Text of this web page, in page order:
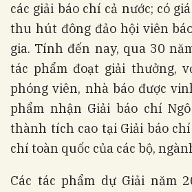
các giải báo chí cả nước; có
thu hút đông đảo hội viên
gia. Tính đến nay, qua 30
tác phẩm đoạt giải thưởng,
phóng viên, nhà báo được
phẩm nhận Giải báo chí
thành tích cao tại Giải báo chí
chí toàn quốc của các bộ,
Các tác phẩm dự Giải năm